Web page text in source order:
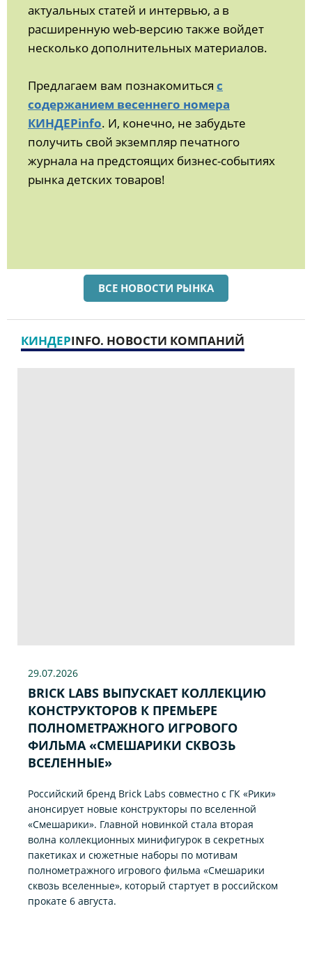
актуальных статей и интервью, а в
расширенную web-версию также войдет
несколько дополнительных материалов.
Предлагаем вам познакомиться с
содержанием весеннего номера
КИНДЕРinfo. И, конечно, не забудьте
получить свой экземпляр печатного
журнала на предстоящих бизнес-событиях
рынка детских товаров!
ВСЕ НОВОСТИ РЫНКА
КИНДЕРINFO. НОВОСТИ КОМПАНИЙ
29.07.2026
BRICK LABS ВЫПУСКАЕТ КОЛЛЕКЦИЮ
КОНСТРУКТОРОВ К ПРЕМЬЕРЕ
ПОЛНОМЕТРАЖНОГО ИГРОВОГО
ФИЛЬМА «CМЕШАРИКИ СКВОЗЬ
ВСЕЛЕННЫЕ»
Российский бренд Brick Labs совместно с ГК «Рики»
анонсирует новые конструкторы по вселенной
«Смешарики». Главной новинкой стала вторая
волна коллекционных минифигурок в секретных
пакетиках и сюжетные наборы по мотивам
полнометражного игрового фильма «Смешарики
сквозь вселенные», который стартует в российском
прокате 6 августа.